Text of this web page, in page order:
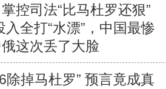
控司法“比马杜罗还狠”
全打“水漂”，中国最惨
这次丢了大脸
除掉马杜罗” 预言竟成真